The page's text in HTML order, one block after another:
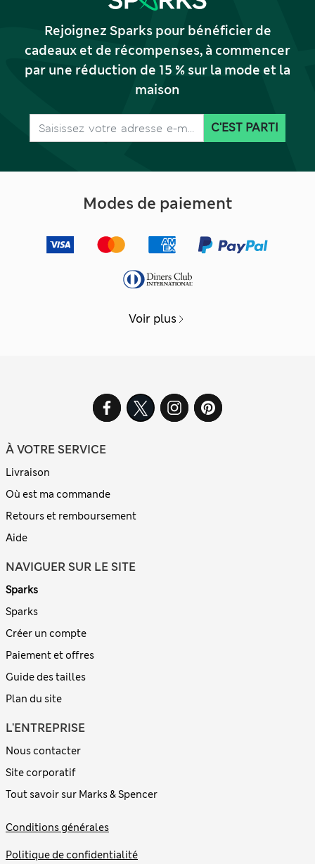
Rejoignez Sparks pour bénéficier de
cadeaux et de récompenses, à commencer
par une réduction de 15 % sur la mode et la
maison
C'EST PARTI
Modes de paiement
Voir plus
À VOTRE SERVICE
Livraison
Où est ma commande
Retours et remboursement
Aide
NAVIGUER SUR LE SITE
Sparks
Sparks
Créer un compte
Paiement et offres
Guide des tailles
Plan du site
L'ENTREPRISE
Nous contacter
Site corporatif
Tout savoir sur Marks & Spencer
Conditions générales
Politique de confidentialité